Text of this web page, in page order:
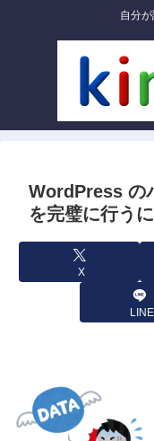
自分
WordPress の
を完璧に行う
X
LINE